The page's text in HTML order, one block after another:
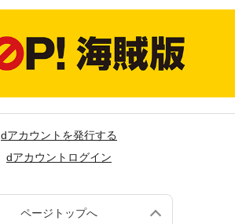
dアカウントを発行する
dアカウントログイン
ページトップへ